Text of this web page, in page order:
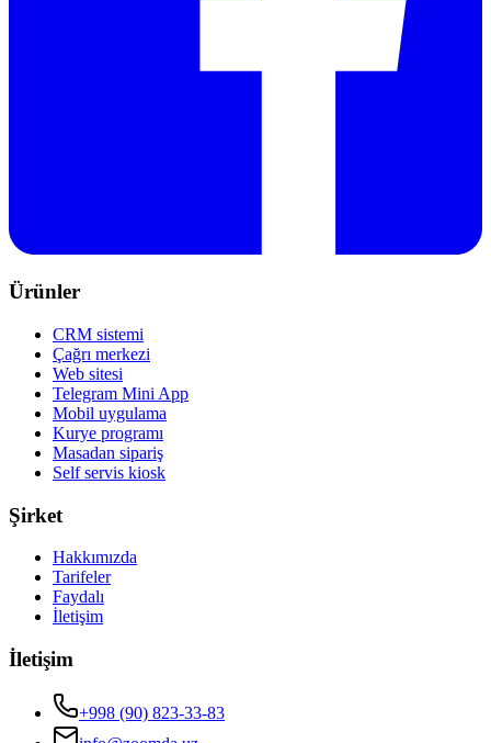
Ürünler
CRM sistemi
Çağrı merkezi
Web sitesi
Telegram Mini App
Mobil uygulama
Kurye programı
Masadan sipariş
Self servis kiosk
Şirket
Hakkımızda
Tarifeler
Faydalı
İletişim
İletişim
+998 (90) 823-33-83